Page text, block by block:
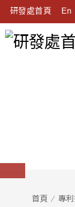
研發處首頁 En
首頁 專